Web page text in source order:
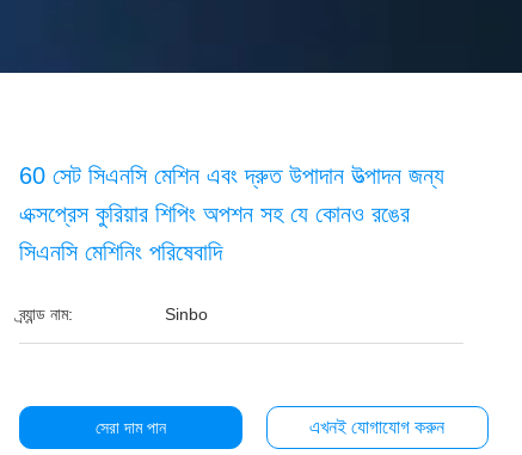
60 সেট সিএনসি মেশিন এবং দ্রুত উপাদান উত্পাদন জন্য
এক্সপ্রেস কুরিয়ার শিপিং অপশন সহ যে কোনও রঙের
সিএনসি মেশিনিং পরিষেবাদি
ব্র্যান্ড নাম: Sinbo
সেরা দাম পান এখনই যোগাযোগ করুন